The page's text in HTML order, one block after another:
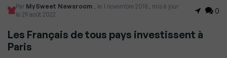
Par MySweet Newsroom , le 1 novembre 2018, mis à jour
le 29 août 2022
0
Les Français de tous pays investissent à
Paris